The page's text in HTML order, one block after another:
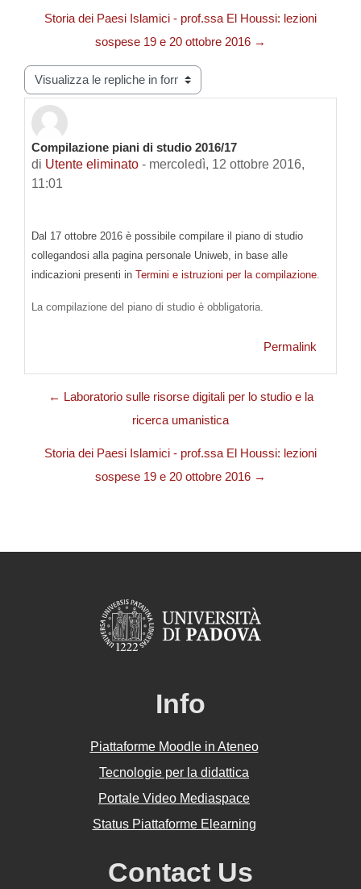
Storia dei Paesi Islamici - prof.ssa El Houssi: lezioni
sospese 19 e 20 ottobre 2016 →
Modalità visualizzazione
Compilazione piani di studio 2016/17
di Utente eliminato - mercoledì, 12 ottobre 2016,
11:01
Numero di risposte: 0
Dal 17 ottobre 2016 è possibile compilare il piano di studio
collegandosi alla pagina personale Uniweb, in base alle
indicazioni presenti in Termini e istruzioni per la compilazione.
La compilazione del piano di studio è obbligatoria.
Permalink
← Laboratorio sulle risorse digitali per lo studio e la
ricerca umanistica
Storia dei Paesi Islamici - prof.ssa El Houssi: lezioni
sospese 19 e 20 ottobre 2016 →
Info
Piattaforme Moodle in Ateneo
Tecnologie per la didattica
Portale Video Mediaspace
Status Piattaforme Elearning
Contact Us